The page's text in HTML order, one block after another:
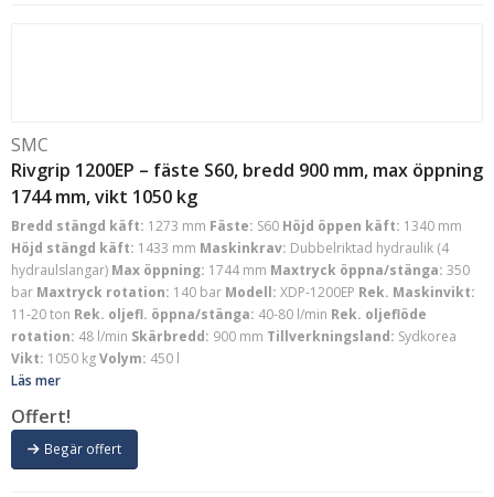
SMC
Rivgrip 1200EP – fäste S60, bredd 900 mm, max öppning
1744 mm, vikt 1050 kg
Bredd stängd käft: 1273 mm Fäste: S60 Höjd öppen käft: 1340 mm
Höjd stängd käft: 1433 mm Maskinkrav: Dubbelriktad hydraulik (4
hydraulslangar) Max öppning: 1744 mm Maxtryck öppna/stänga: 350
bar Maxtryck rotation: 140 bar Modell: XDP-1200EP Rek. Maskinvikt:
11-20 ton Rek. oljefl. öppna/stänga: 40-80 l/min Rek. oljeflöde
rotation: 48 l/min Skärbredd: 900 mm Tillverkningsland: Sydkorea
Vikt: 1050 kgVolym: 450 l
Läs mer
Offert!
Begär offert